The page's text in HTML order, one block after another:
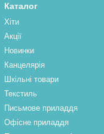
Каталог
Хіти
Акції
Новинки
Канцелярія
Шкільні товари
Текстиль
Письмове приладдя
Офісне приладдя